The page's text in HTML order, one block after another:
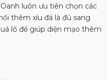
luôn ưu tiên chọn các
thêm xíu đá là đủ sang
lố để giúp diện mạo thêm